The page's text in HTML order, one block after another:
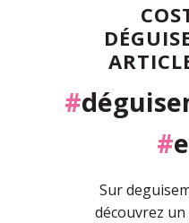
#
#
Sur
découvrez